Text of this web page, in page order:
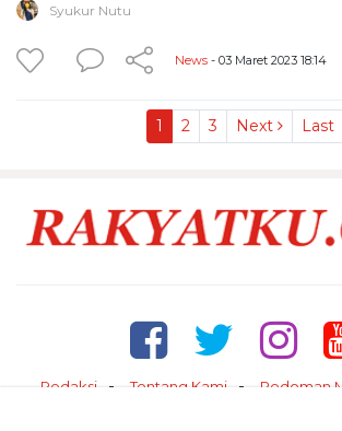
Syukur Nutu
News - 03 Maret 2023 18:14
1 2 3 Next Last
Redaksi Tentang Kami
Pedoman